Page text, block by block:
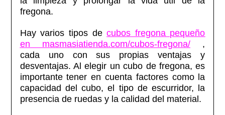
fregona.
Hay varios tipos decubos fregona pequeño
en masmasiatienda.com/cubos-fregona/ ,
cada uno con sus propias ventajas y
desventajas. Al elegir un cubo de fregona, es
importante tener en cuenta factores como la
capacidad del cubo, el tipo de escurridor, la
presencia de ruedas y la calidad del material.